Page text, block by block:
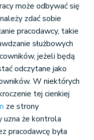
może odbywać się
zdać sobie
pracodawcy, takie
służbowych
jeżeli będą
odczytane jako
W niektórych
tej cienkiej
ze strony
uzna że kontrola
pracodawcę była